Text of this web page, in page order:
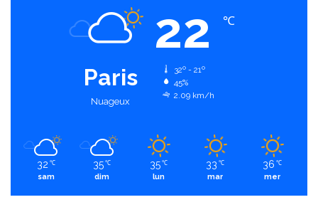
Paris
Nuageux
22 ℃
32º - 21º
45%
2.09 km/h
32 ℃
sam
35 ℃
dim
35 ℃
lun
33 ℃
mar
36 ℃
mer